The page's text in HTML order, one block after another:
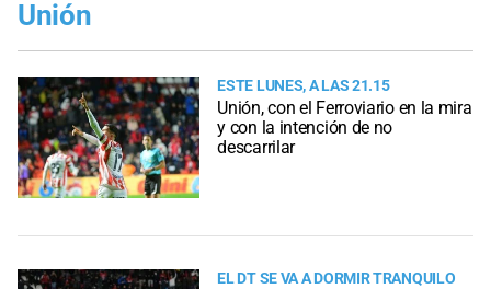
Unión
ESTE LUNES, A LAS 21.15
Unión, con el Ferroviario en la mira
y con la intención de no
descarrilar
EL DT SE VA A DORMIR TRANQUILO